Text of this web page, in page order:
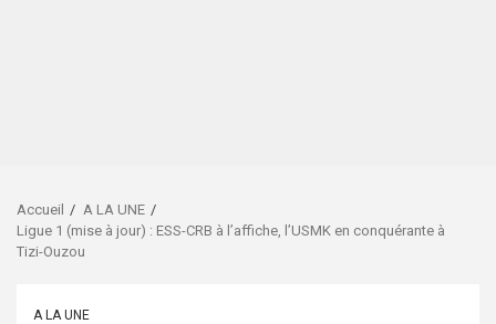
Accueil
A LA UNE
Ligue 1 (mise à jour) : ESS-CRB à l’affiche, l’USMK en conquérante à
Tizi-Ouzou
A LA UNE